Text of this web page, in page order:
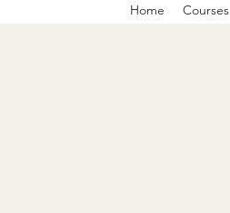
Home Courses